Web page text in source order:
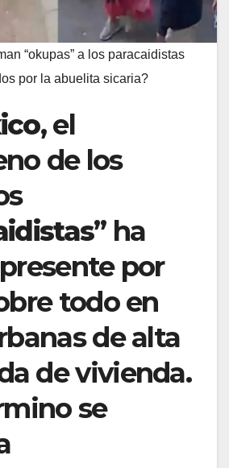
“okupas” a los paracaidistas
por la abuelita sicaria?
, el
de los
” ha
por
todo en
de alta
de vivienda.
se